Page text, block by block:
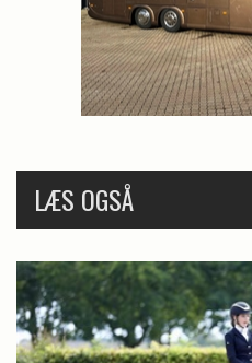
LÆS OGSÅ